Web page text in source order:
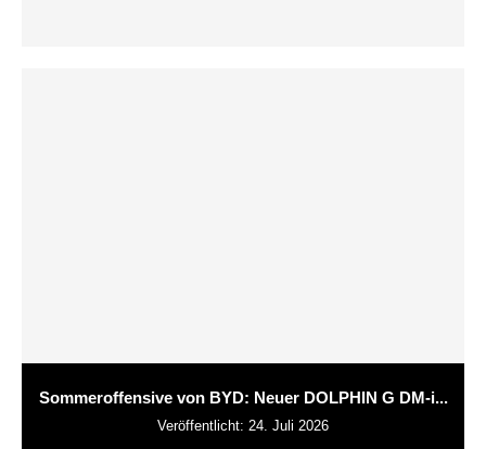
Sommeroffensive von BYD: Neuer DOLPHIN G DM-i...
Veröffentlicht: 24. Juli 2026